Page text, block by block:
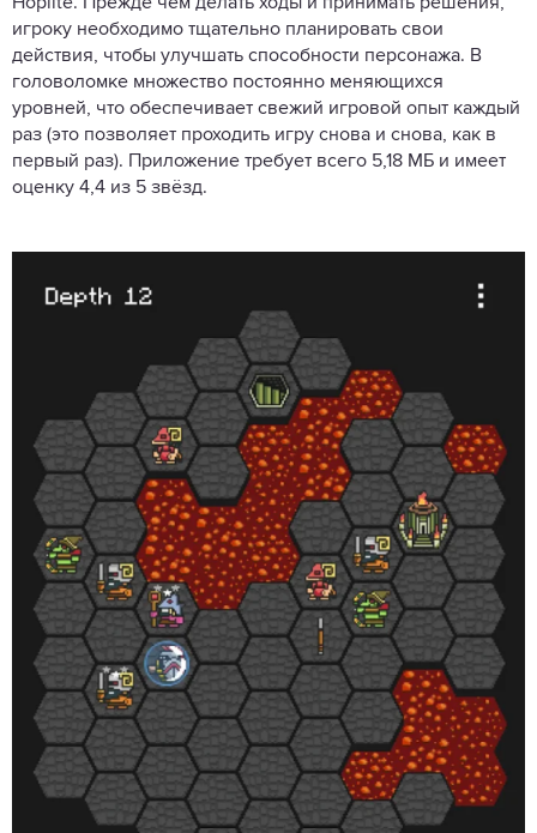
игроку необходимо тщательно планировать свои
действия, чтобы улучшать способности персонажа. В
головоломке множество постоянно меняющихся
уровней, что обеспечивает свежий игровой опыт каждый
раз (это позволяет проходить игру снова и снова, как в
первый раз). Приложение требует всего 5,18 МБ и имеет
оценку 4,4 из 5 звёзд.